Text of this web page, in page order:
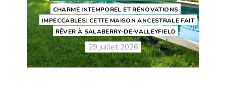
CHARME INTEMPOREL ET RÉNOVATIONS
IMPECCABLES: CETTE MAISON ANCESTRALE FAIT
RÊVER À SALABERRY-DE-VALLEYFIELD
29 juillet 2026